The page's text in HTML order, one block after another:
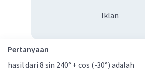
Iklan
Pertanyaan
hasil dari 8 sin 240° + cos (-30°) adalah